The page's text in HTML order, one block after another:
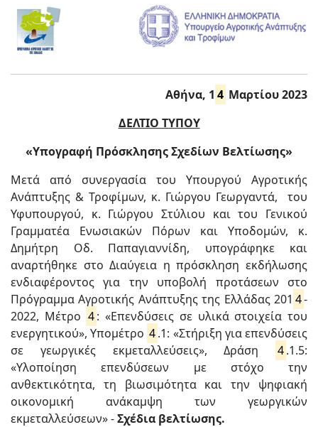
Αθήνα, 1 4 Μαρτίου 2023
ΔΕΛΤΙΟ ΤΥΠΟΥ
«Υπογραφή Πρόσκλησης Σχεδίων Βελτίωσης»
Μετά από συνεργασία του Υπουργού Αγροτικής
Ανάπτυξης & Τροφίμων, κ. Γιώργου Γεωργαντά, του
Υφυπουργού, κ. Γιώργου Στύλιου και του Γενικού
Γραμματέα Ενωσιακών Πόρων και Υποδομών, κ.
Δημήτρη Οδ. Παπαγιαννίδη, υπογράφηκε και
αναρτήθηκε στο Διαύγεια η πρόσκληση εκδήλωσης
ενδιαφέροντος για την υποβολή προτάσεων στο
Πρόγραμμα Αγροτικής Ανάπτυξης της Ελλάδας 201 4-
2022, Mέτρο 4: «Επενδύσεις σε υλικά στοιχεία του
ενεργητικού», Υπομέτρο 4.1: «Στήριξη για επενδύσεις
σε γεωργικές εκμεταλλεύσεις», Δράση
4.1.5:
«Υλοποίηση επενδύσεων με στόχο την
ανθεκτικότητα, τη βιωσιμότητα και την ψηφιακή
οικονομική ανάκαμψη των γεωργικών
εκμεταλλεύσεων» -Σχέδια βελτίωσης.